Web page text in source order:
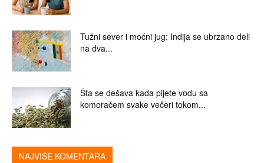
Tužni sever i moćni jug: Indija se ubrzano deli
na dva...
Šta se dešava kada pijete vodu sa
komoračem svake večeri tokom...
NAJVIŠE KOMENTARA